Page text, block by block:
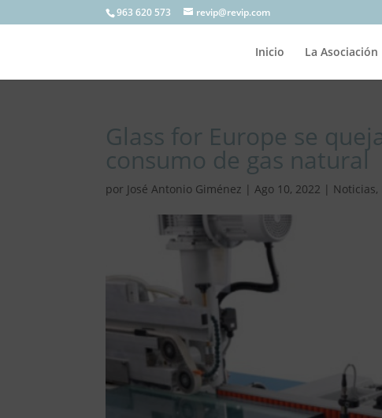
963 620 573 revip@revip.com
Inicio La Asociación
Glass for Europe se
consumo de gas natural
por José Antonio Giménez |Ago 10, 2022 | Noticias,